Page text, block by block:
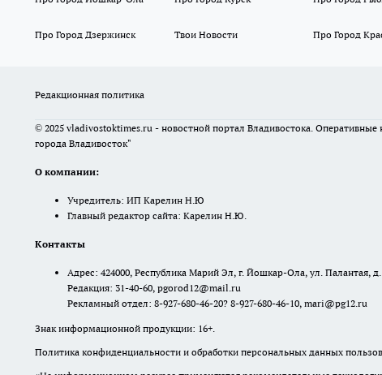
Про Город Дзержинск
Твои Новости Про Город
Редакционная политика
© 2025 vladivostoktimes.ru - новостной портал Владивостока.
города Владивосток"
О компании:
Учредитель: ИП Карелин Н.Ю
Главный редактор сайта: Карелин Н.Ю.
Контакты
Адрес: 424000, Республика Марий Эл, г. Йошкар-Ола, ул. Палантая,
Редакция: 31-40-60, pgorod12@mail.ru
Рекламный отдел: 8-927-680-46-20? 8-927-680-46-10, mari@pg12.ru
Знак информационной продукции: 16+.
Политика конфиденциальности и обработки персональных данных